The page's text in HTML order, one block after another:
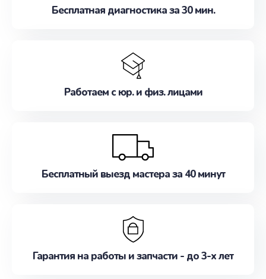
Бесплатная диагностика за 30 мин.
Работаем с юр. и физ. лицами
Бесплатный выезд мастера за 40 минут
Гарантия на работы и запчасти - до 3-х лет